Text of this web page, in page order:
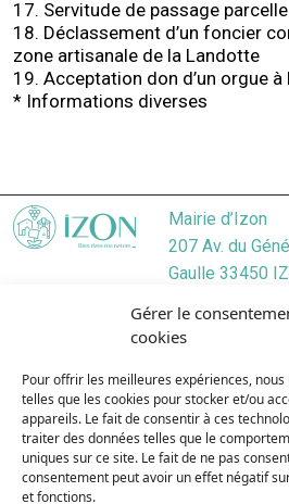
Gérer le
cookies
Pour offrir les meilleures expériences,
telles que les cookies pour stocker et/ou
appareils. Le fait de consentir à ces
traiter des données telles que le
uniques sur ce site. Le fait de ne pas
consentement peut avoir un effet négatif
et fonctions.
17. Servitude de passage
18. Déclassement d’un foncier
zone artisanale de la Landotte
19. Acceptation don d’un orgue à
* Informations diverses
Mairie d’Izon
207 Av. du
Gaulle 33450
05 57 55 45
Lundi/ 9:00–12:30, 13:30–17:30
Mardi/ 9:00–12:3O, 13:3O–19:00
Mercredi/ 9:00–12:30, 13:30–17:30
Jeudi/ 9:00–12:30, 13:30–17:30
Vendredi/ 9:00–12:30, 13:30–17:30